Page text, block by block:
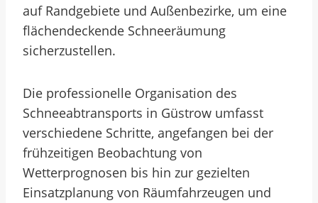
auf Randgebiete und Außenbezirke, um eine
flächendeckende Schneeräumung
sicherzustellen.
Die professionelle Organisation des
Schneeabtransports in Güstrow umfasst
verschiedene Schritte, angefangen bei der
frühzeitigen Beobachtung von
Wetterprognosen bis hin zur gezielten
Einsatzplanung von Räumfahrzeugen und